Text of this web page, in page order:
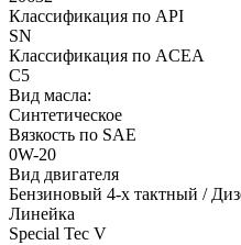
Классификация по API
SN
Классификация по ACEA
C5
Вид масла:
Синтетическое
Вязкость по SAE
0W-20
Вид двигателя
Бензиновый 4-х тактный /
Линейка
Special Tec V